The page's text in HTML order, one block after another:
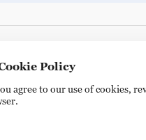
备20000184号
Policy
agree to our use of cookies,